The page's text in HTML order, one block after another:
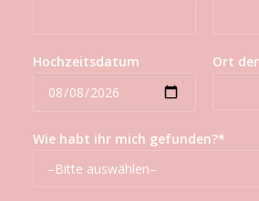
Hochzeitsdatum Ort
Wie habt ihr mich gefunden?*